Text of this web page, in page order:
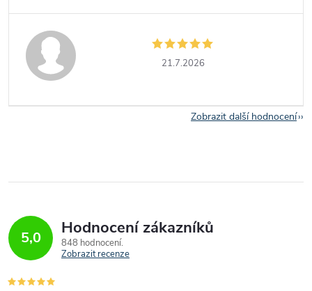
21.7.2026
Zobrazit další hodnocení
5,0 Hodnocení zákazníků
848 hodnocení
Zobrazit recenze